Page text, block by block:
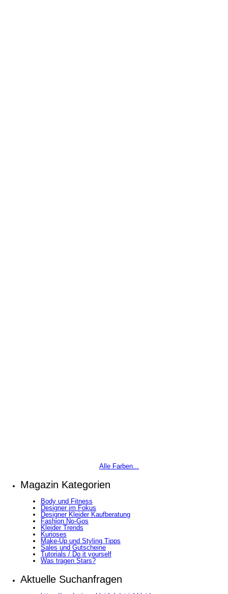
Alle Farben...
Magazin Kategorien
Body und Fitness
Designer im Fokus
Designer Kleider Kaufberatung
Fashion No-Gos
Kleider Trends
Kurioses
Make-Up und Styling Tipps
Sales und Gutscheine
Tutorials / Do it yourself
Was tragen Stars?
Aktuelle Suchanfragen